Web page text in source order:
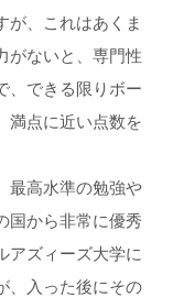
が、これはあくま
がないと、専門性
、できる限りボー
満点に近い点数を
最高水準の勉強や
国から非常に優秀
アズィーズ大学に
、入った後にその